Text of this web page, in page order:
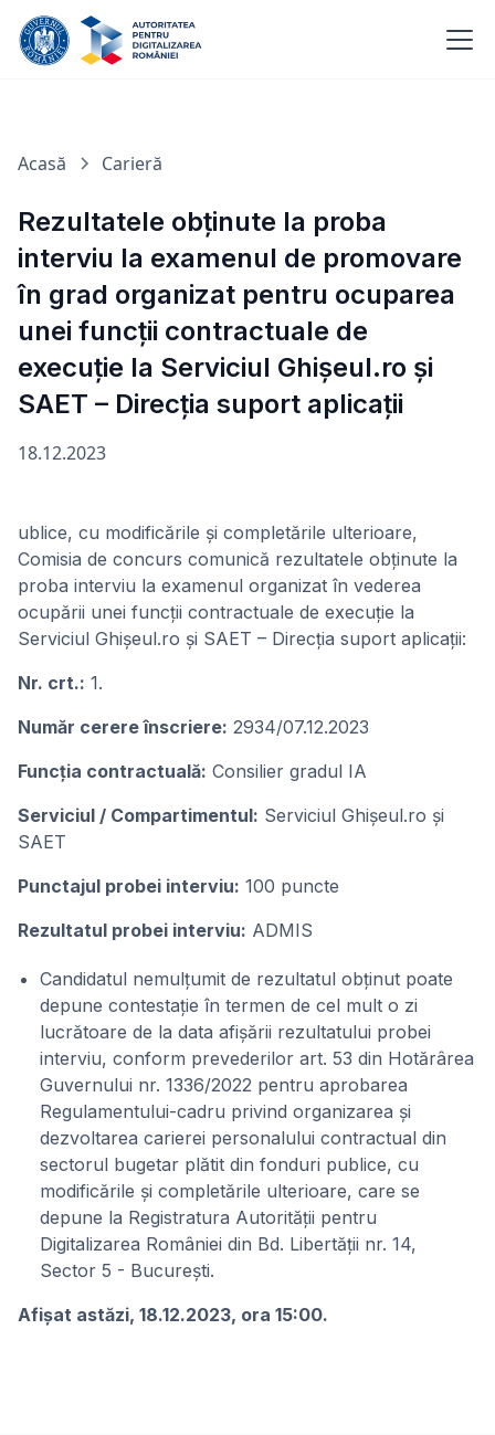
Acasă Carieră
Rezultatele obținute la proba
interviu la examenul de promovare
în grad organizat pentru ocuparea
unei funcții contractuale de
execuție la Serviciul Ghișeul.ro și
SAET – Direcția suport aplicații
18.12.2023
ublice, cu modificările și completările ulterioare,
Comisia de concurs comunică rezultatele obținute la
proba interviu la examenul organizat în vederea
ocupării unei funcții contractuale de execuție la
Serviciul Ghișeul.ro și SAET – Direcția suport aplicații:
Nr. crt.: 1.
Număr cerere înscriere: 2934/07.12.2023
Funcţia contractuală: Consilier gradul IA
Serviciul / Compartimentul: Serviciul Ghișeul.ro și
SAET
Punctajul probei interviu: 100 puncte
Rezultatul probei interviu: ADMIS
Candidatul nemulţumit de rezultatul obţinut poate
depune contestaţie în termen de cel mult o zi
lucrătoare de la data afişării rezultatului probei
interviu, conform prevederilor art. 53 din Hotărârea
Guvernului nr. 1336/2022 pentru aprobarea
Regulamentului-cadru privind organizarea și
dezvoltarea carierei personalului contractual din
sectorul bugetar plătit din fonduri publice, cu
modificările și completările ulterioare, care se
depune la Registratura Autorității pentru
Digitalizarea României din Bd. Libertății nr. 14,
Sector 5 - Bucureşti.
Afişat astăzi, 18.12.2023, ora 15:00.